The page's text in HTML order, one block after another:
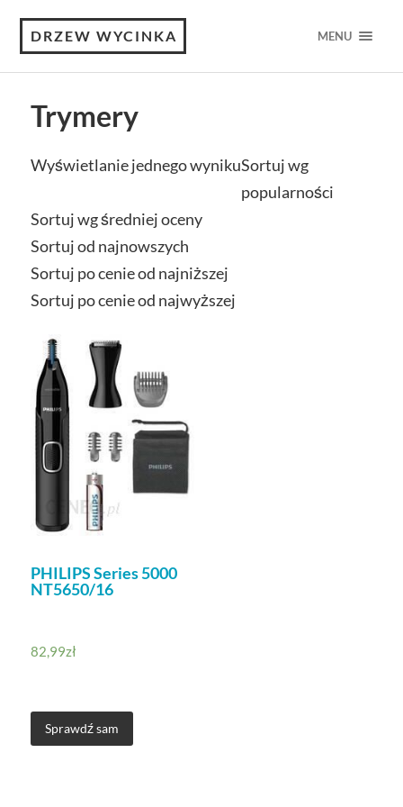
DRZEW WYCINKA MENU
Trymery
Wyświetlanie jednego wynikuSortuj wg
popularności
Sortuj wg średniej oceny
Sortuj od najnowszych
Sortuj po cenie od najniższej
Sortuj po cenie od najwyższej
PHILIPS Series 5000
NT5650/16
82,99zł
Sprawdź sam